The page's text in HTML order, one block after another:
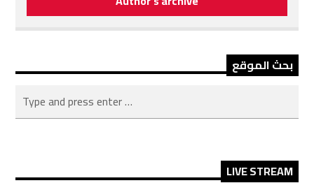
بحث الموقع
LIVE STREAM